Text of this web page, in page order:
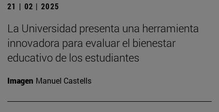
21 | 02 | 2025
La Universidad presenta una herramienta
innovadora para evaluar el bienestar
educativo de los estudiantes
Imagen Manuel Castells